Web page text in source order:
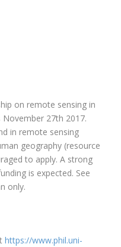
on remote sensing in
27th 2017.
in remote sensing
geography (resource
to apply. A strong
is expected. See
only.
https://www.phil.uni-